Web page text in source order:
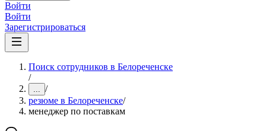
Войти
Войти
Зарегистрироваться
Поиск сотрудников в Белореченске
/
... /
резюме в Белореченске/
менеджер по поставкам